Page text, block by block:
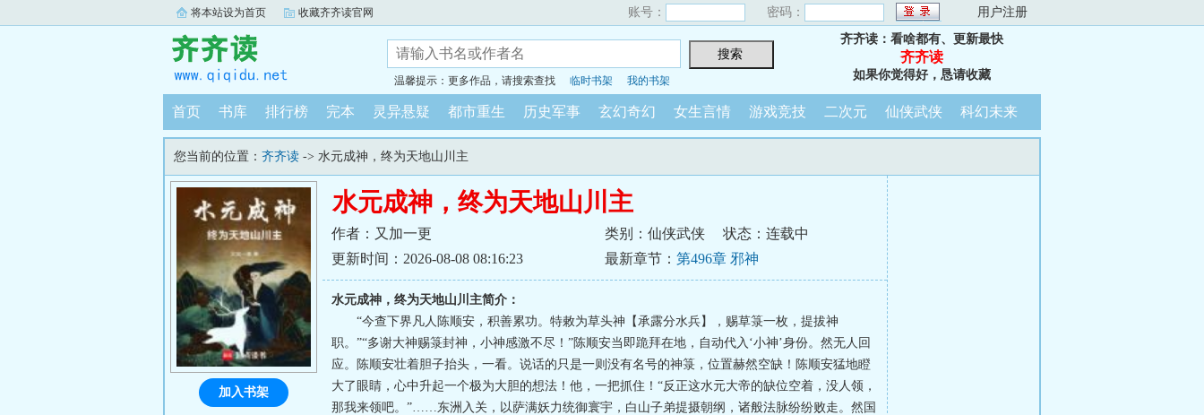
将本站设为首页 收藏齐齐读官网 账号： 密码： 用户注册
温馨提示：更多作品，请搜索查找 临时书架 我的书架
齐齐读：看啥都有、更新最快
齐齐读
如果你觉得好，恳请收藏
首页 书库 排行榜 完本 灵异悬疑 都市重生 历史军事 玄幻奇幻 女生言情 游戏竞技 二次元 仙侠武侠 科幻未来
您当前的位置： 齐齐读 -> 水元成神，终为天地山川主
水元成神，终为天地山川主
作者：又加一更 类别：仙侠武侠
状态：连载中
更新时间：2026-08-08 08:16:23
最新章节： 第496章 邪神
水元成神，终为天地山川主简介：
“今查下界凡人陈顺安，积善累功。特敕为草头神【承露分水兵】，赐草箓一枚，提拔神
职。”“多谢大神赐箓封神，小神感激不尽！”陈顺安当即跪拜在地，自动代入‘小神’身份。然无人回
应。陈顺安壮着胆子抬头，一看。说话的只是一则没有名号的神箓，位置赫然空缺！陈顺安猛地瞪
大了眼睛，心中升起一个极为大胆的想法！他，一把抓住！“反正这水元大帝的缺位空着，没人领，
那我来领吧。”……东洲入关，以萨满妖力统御寰宇，白山子弟提摄朝纲，诸般法脉纷纷败走。然国
加入书架